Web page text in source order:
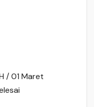
/ 01 Maret